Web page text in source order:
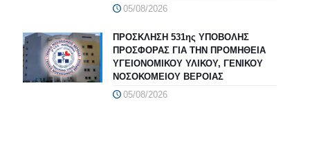
05/08/2026
ΠΡΟΣΚΛΗΣΗ 531ης ΥΠΟΒΟΛΗΣ
ΠΡΟΣΦΟΡΑΣ ΓΙΑ ΤΗΝ ΠΡΟΜΗΘΕΙΑ
ΥΓΕΙΟΝΟΜΙΚΟΥ ΥΛΙΚΟΥ, ΓΕΝΙΚΟΥ
ΝΟΣΟΚΟΜΕΙΟΥ ΒΕΡΟΙΑΣ
05/08/2026